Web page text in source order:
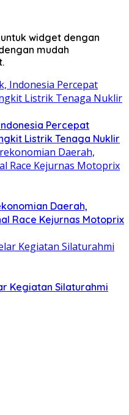
widget dengan
mudah
Percepat
Listrik Tenaga Nuklir
Daerah,
Race Kejurnas Motoprix
Kegiatan Silaturahmi